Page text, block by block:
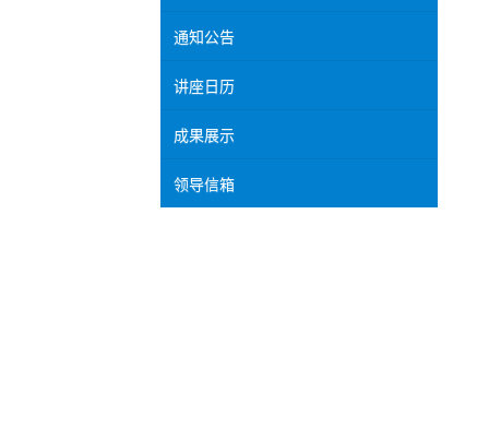
通知公告
讲座日历
成果展示
领导信箱